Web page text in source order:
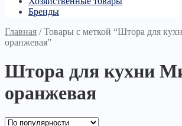
Бренды
Главная /Товары с меткой “Штора для
оранжевая”
Штора для кухни
оранжевая